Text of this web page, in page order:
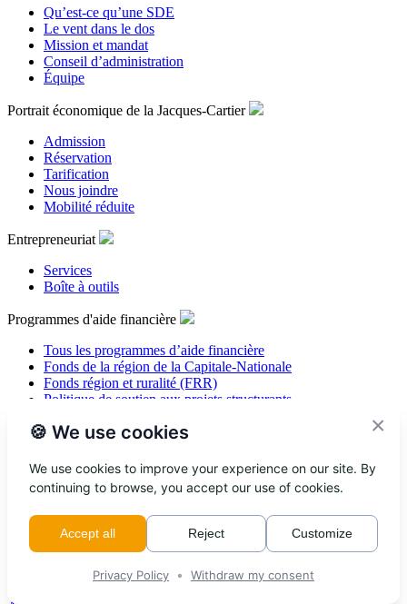
Qu’est-ce qu’une SDE
Le vent dans le dos
Mission et mandat
Conseil d’administration
Équipe
Portrait économique de la Jacques-Cartier
Admission
Réservation
Tarification
Nous joindre
Mobilité réduite
Entrepreneuriat
Services
Boîte à outils
Programmes d'aide financière
Tous les programmes d’aide financière
Fonds de la région de la Capitale-Nationale
Fonds région et ruralité (FRR)
Politique de soutien aux projets structurants
Tourisme
Je suis visiteur
Carte interactive de la MRC
Tourisme Jacques-Cartier
Services aux intervenants touristiques
Adhésion
🍪 We use cookies ×
We use cookies to improve your experience on our site. By
continuing to browse, you accept our use of cookies.
Accept all Reject Customize
Privacy Policy • Withdraw my consent